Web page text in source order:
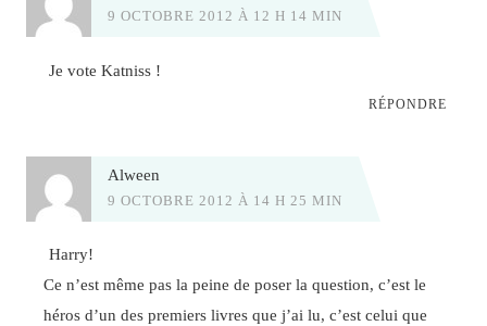
9 OCTOBRE 2012 À 12 H 14 MIN
Je vote Katniss !
RÉPONDRE
Alween
9 OCTOBRE 2012 À 14 H 25 MIN
Harry!
Ce n’est même pas la peine de poser la question, c’est le
héros d’un des premiers livres que j’ai lu, c’est celui que